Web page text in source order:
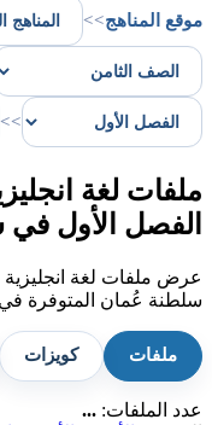
موقع المناهج>>
>>
ملفات لغة
الفصل الأول
عرض ملفات لغة
سلطنة عُمان المتوفرة في
ملفات كويزات
عدد الملفات: ...